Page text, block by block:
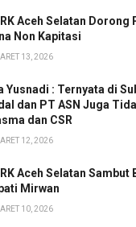
Aceh Selatan Dorong
Non Kapitasi
13, 2026
Yusnadi : Ternyata di
dan PT ASN Juga
dan CSR
12, 2026
Aceh Selatan Sambut
Mirwan
10, 2026